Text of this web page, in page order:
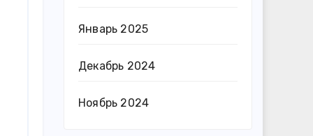
Январь 2025
Декабрь 2024
Ноябрь 2024